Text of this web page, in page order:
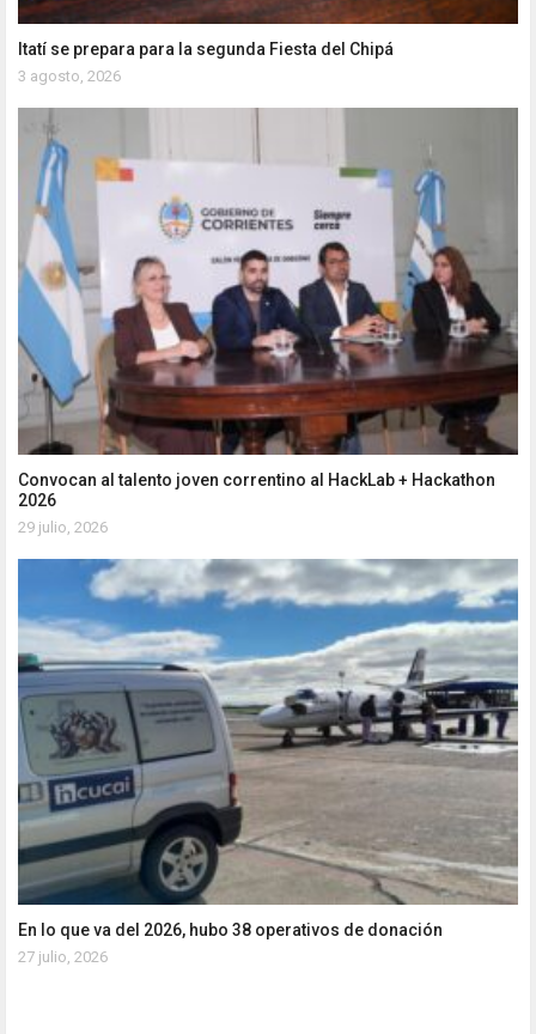
Itatí se prepara para la segunda Fiesta del Chipá
3 agosto, 2026
Convocan al talento joven correntino al HackLab + Hackathon
2026
29 julio, 2026
En lo que va del 2026, hubo 38 operativos de donación
27 julio, 2026